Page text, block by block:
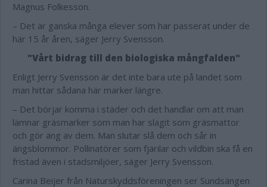
Magnus Folkesson.
– Det är ganska många elever som har passerat under de
här 15 år åren, säger Jerry Svensson.
"Vårt bidrag till den biologiska mångfalden"
Enligt Jerry Svensson är det inte bara ute på landet som
man hittar sådana här marker längre.
– Det börjar komma i städer och det handlar om att man
lämnar gräsmarker som man har slagit som gräsmattor
och gör äng av dem. Man slutar slå dem och sår in
ängsblommor. Pollinatörer som fjärilar och vildbin ska få en
fristad även i stadsmiljöer, säger Jerry Svensson.
Carina Beijer från Naturskyddsföreningen ser Sundsängen